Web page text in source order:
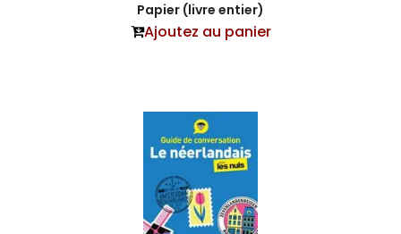
Papier (livre entier)
Ajoutez au panier